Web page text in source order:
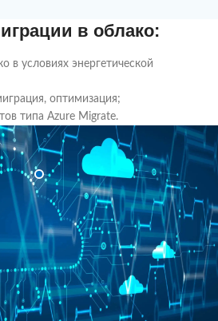
в облако:
в условиях энергетической
оптимизация;
типа Azure Migrate.